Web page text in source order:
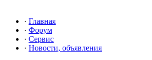
· Главная
· Форум
· Сервис
· Новости, объявления